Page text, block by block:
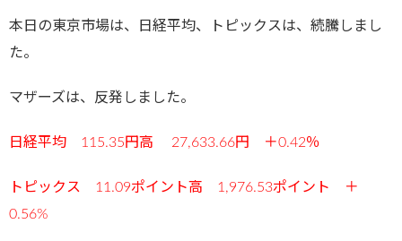
本日の東京市場は、日経平均、トピックスは、続騰しまし
た。
マザーズは、反発しました。
日経平均 115.35円高 27,633.66円 ＋0.42％
トピックス 11.09ポイント高 1,976.53ポイント ＋
0.56%